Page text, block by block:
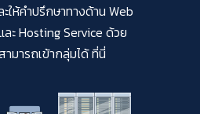
ให้คำปรึกษาทางด้าน Web
ะ Hosting Service ด้วย
ามารถเข้ากลุ่มได้ ที่นี่